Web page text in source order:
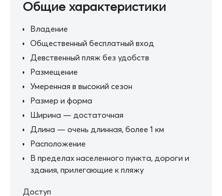
Общие характеристики
Владение
Общественный бесплатный вход
Девственный пляж без удобств
Размещение
Умеренная в высокий сезон
Размер и форма
Ширина — достаточная
Длина — очень длинная, более 1 км
Расположение
В пределах населенного пункта, дороги и
здания, прилегающие к пляжу
Доступ